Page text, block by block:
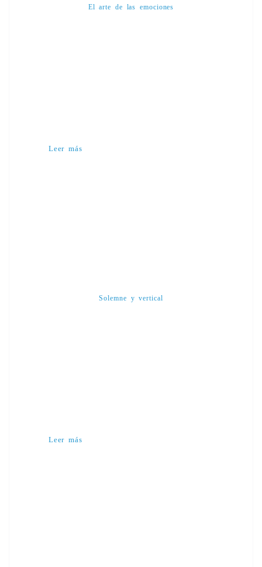
El arte de las emociones
Leer más
Solemne y vertical
Leer más